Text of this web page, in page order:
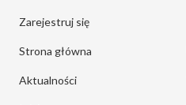
Zarejestruj się
Strona główna
Aktualności